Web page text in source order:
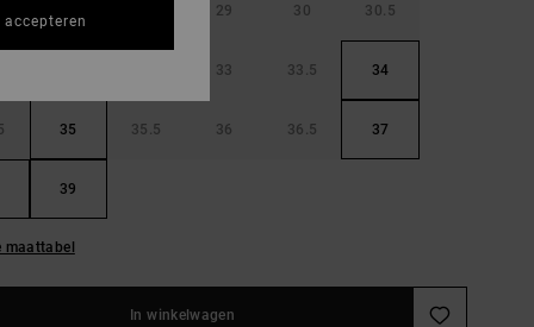
29 30 30.5
33 33.5 34
35 35.5 36 36.5 37
39
maattabel
In winkelwagen
accepteren